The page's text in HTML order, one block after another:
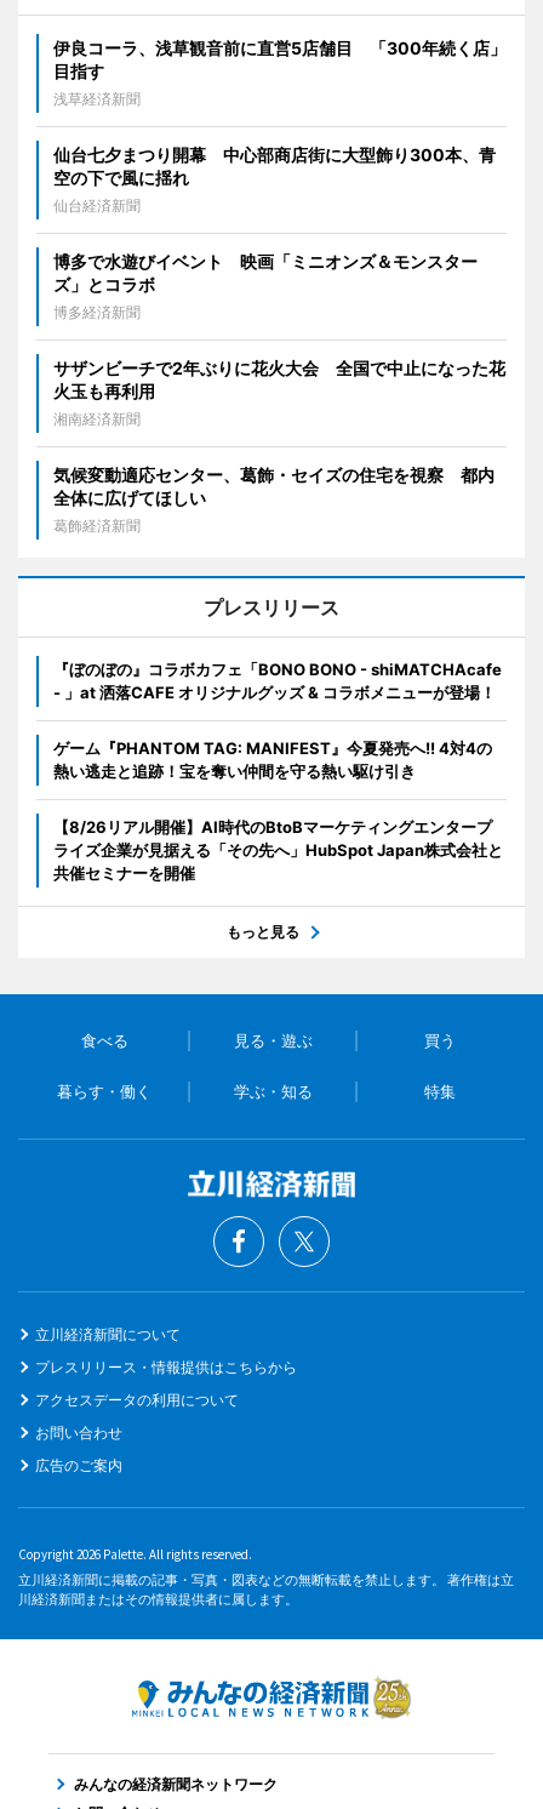
伊良コーラ、浅草観音前に直営5店舗目 「300年続く店」
目指す
浅草経済新聞
仙台七夕まつり開幕 中心部商店街に大型飾り300本、青
空の下で風に揺れ
仙台経済新聞
博多で水遊びイベント 映画「ミニオンズ＆モンスター
ズ」とコラボ
博多経済新聞
サザンビーチで2年ぶりに花火大会 全国で中止になった花
火玉も再利用
湘南経済新聞
気候変動適応センター、葛飾・セイズの住宅を視察 都内
全体に広げてほしい
葛飾経済新聞
プレスリリース
『ぼのぼの』コラボカフェ「BONO BONO - shiMATCHAcafe
- 」at 洒落CAFE オリジナルグッズ & コラボメニューが登場！
ゲーム『PHANTOM TAG: MANIFEST』今夏発売へ!! 4対4の
熱い逃走と追跡！宝を奪い仲間を守る熱い駆け引き
【8/26リアル開催】AI時代のBtoBマーケティングエンタープ
ライズ企業が見据える「その先へ」HubSpot Japan株式会社と
共催セミナーを開催
もっと見る
食べる 見る・遊ぶ 買う
暮らす・働く 学ぶ・知る 特集
立川経済新聞について
プレスリリース・情報提供はこちらから
アクセスデータの利用について
お問い合わせ
広告のご案内
Copyright 2026 Palette. All rights reserved.
立川経済新聞に掲載の記事・写真・図表などの無断転載を禁止します。 著作権は立
川経済新聞またはその情報提供者に属します。
みんなの経済新聞ネットワーク